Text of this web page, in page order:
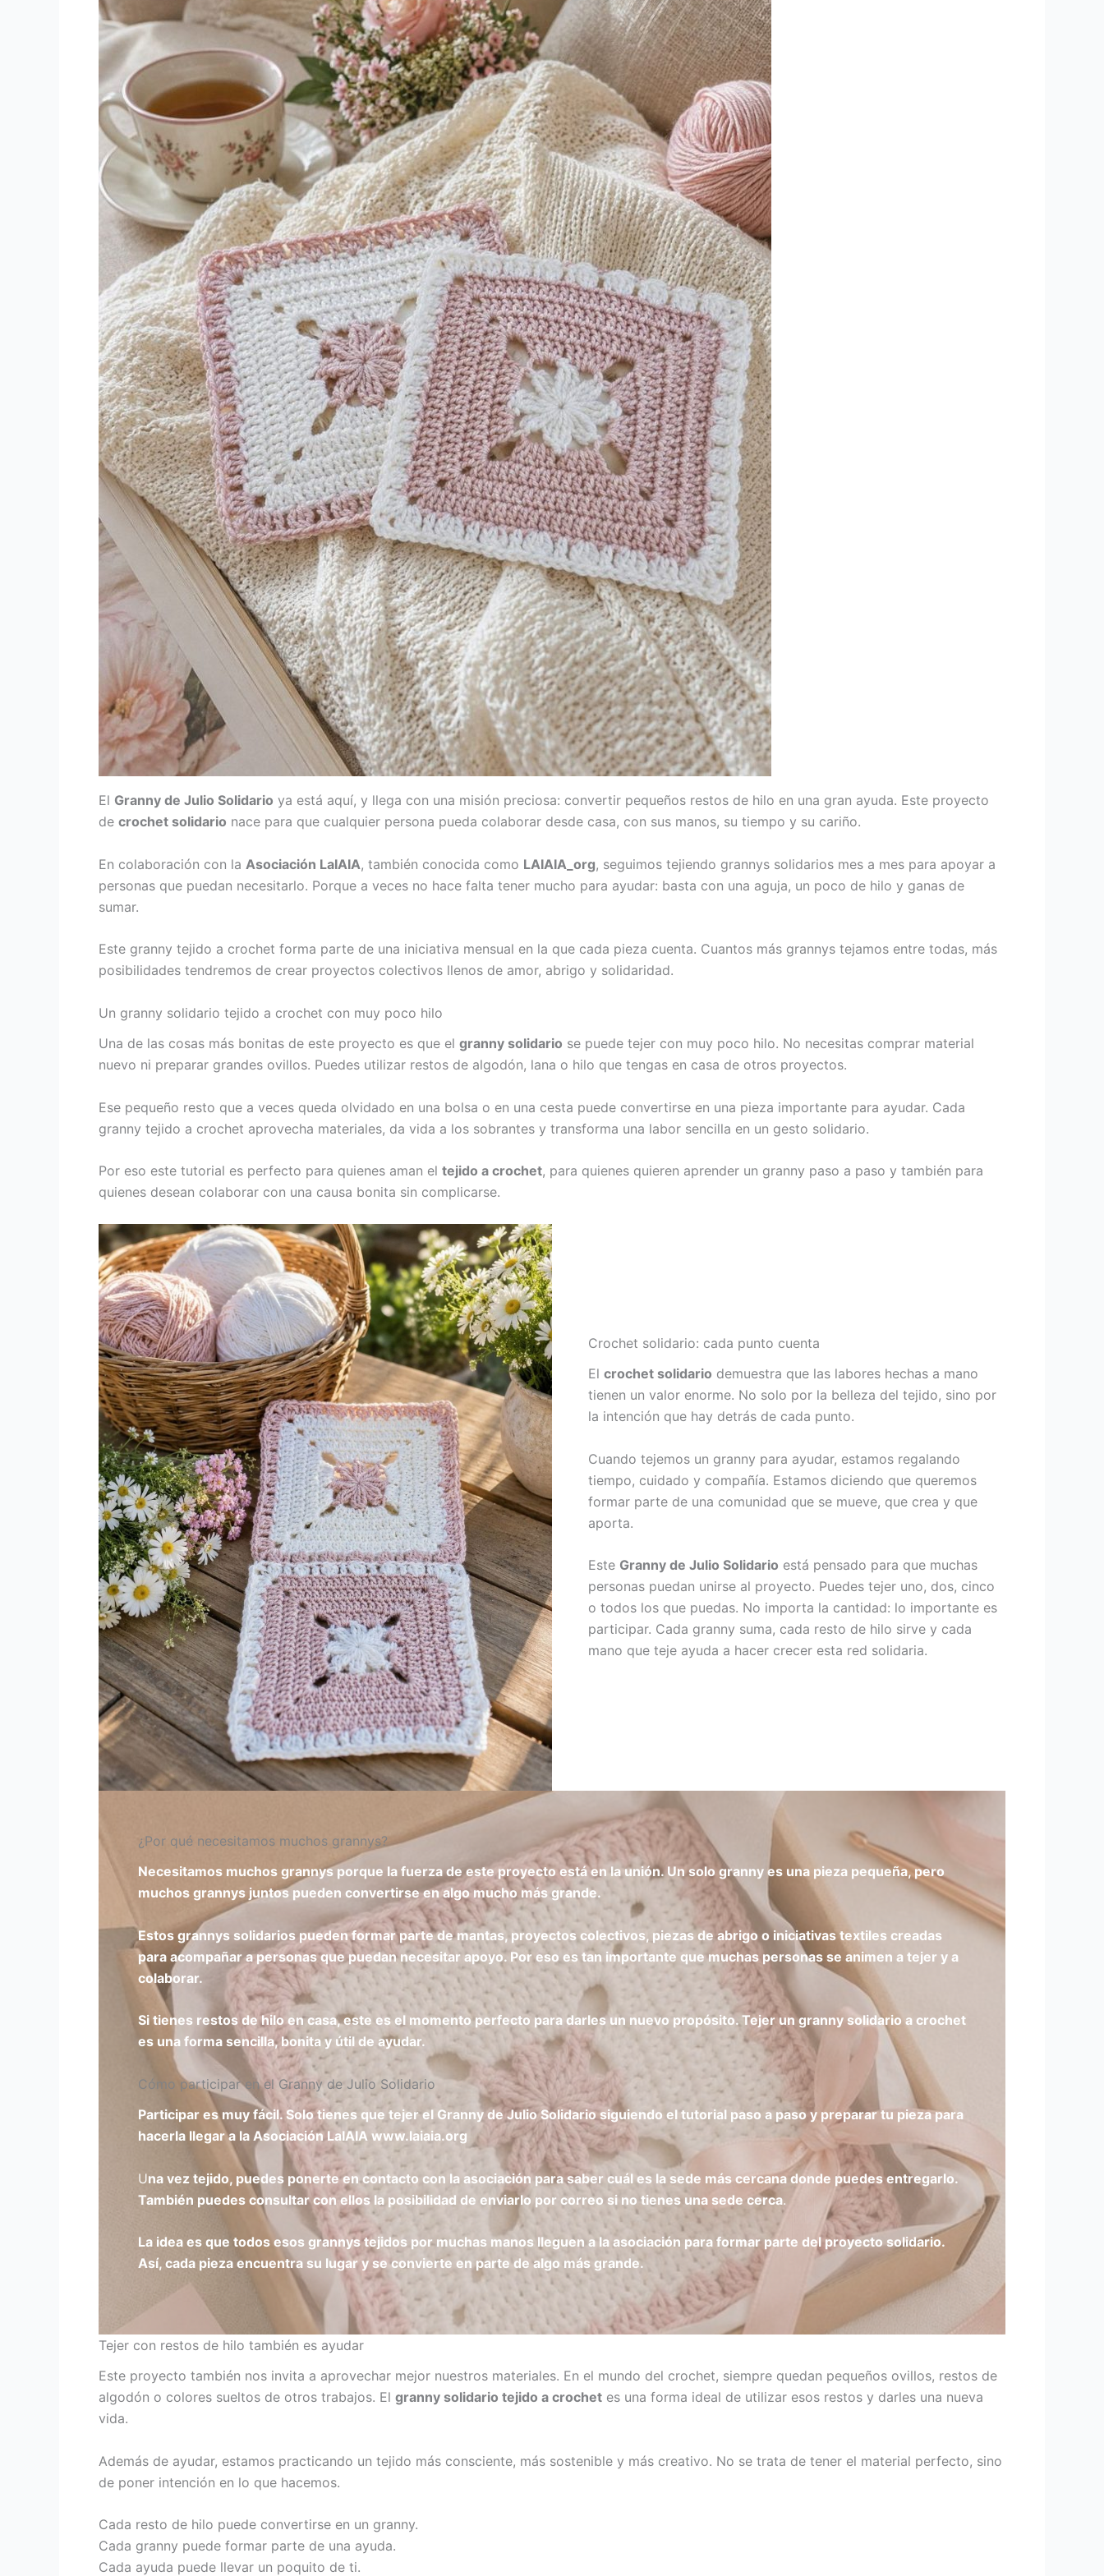
El Granny de Julio Solidario ya está aquí, y llega con una misión preciosa: convertir pequeños restos de hilo en una gran ayuda. Este proyecto
de crochet solidario nace para que cualquier persona pueda colaborar desde casa, con sus manos, su tiempo y su cariño.
En colaboración con la Asociación LaIAIA, también conocida como LAIAIA_org, seguimos tejiendo grannys solidarios mes a mes para apoyar a
personas que puedan necesitarlo. Porque a veces no hace falta tener mucho para ayudar: basta con una aguja, un poco de hilo y ganas de
sumar.
Este granny tejido a crochet forma parte de una iniciativa mensual en la que cada pieza cuenta. Cuantos más grannys tejamos entre todas, más
posibilidades tendremos de crear proyectos colectivos llenos de amor, abrigo y solidaridad.
Un granny solidario tejido a crochet con muy poco hilo
Una de las cosas más bonitas de este proyecto es que el granny solidario se puede tejer con muy poco hilo. No necesitas comprar material
nuevo ni preparar grandes ovillos. Puedes utilizar restos de algodón, lana o hilo que tengas en casa de otros proyectos.
Ese pequeño resto que a veces queda olvidado en una bolsa o en una cesta puede convertirse en una pieza importante para ayudar. Cada
granny tejido a crochet aprovecha materiales, da vida a los sobrantes y transforma una labor sencilla en un gesto solidario.
Por eso este tutorial es perfecto para quienes aman el tejido a crochet, para quienes quieren aprender un granny paso a paso y también para
quienes desean colaborar con una causa bonita sin complicarse.
Crochet solidario: cada punto cuenta
Elcrochet solidario demuestra que las labores hechas a mano
tienen un valor enorme. No solo por la belleza del tejido, sino por
la intención que hay detrás de cada punto.
Cuando tejemos un granny para ayudar, estamos regalando
tiempo, cuidado y compañía. Estamos diciendo que queremos
formar parte de una comunidad que se mueve, que crea y que
aporta.
Este Granny de Julio Solidario está pensado para que muchas
personas puedan unirse al proyecto. Puedes tejer uno, dos, cinco
o todos los que puedas. No importa la cantidad: lo importante es
participar. Cada granny suma, cada resto de hilo sirve y cada
mano que teje ayuda a hacer crecer esta red solidaria.
¿Por qué necesitamos muchos grannys?
Necesitamos muchos grannys porque la fuerza de este proyecto está en la unión. Un solo granny es una pieza pequeña, pero
muchos grannys juntos pueden convertirse en algo mucho más grande.
Estos grannys solidarios pueden formar parte de mantas, proyectos colectivos, piezas de abrigo o iniciativas textiles creadas
para acompañar a personas que puedan necesitar apoyo. Por eso es tan importante que muchas personas se animen a tejer y a
colaborar.
Si tienes restos de hilo en casa, este es el momento perfecto para darles un nuevo propósito. Tejer un granny solidario a crochet
es una forma sencilla, bonita y útil de ayudar.
Cómo participar en el Granny de Julio Solidario
Participar es muy fácil. Solo tienes que tejer el Granny de Julio Solidario siguiendo el tutorial paso a paso y preparar tu pieza para
hacerla llegar a la Asociación LaIAIA www.laiaia.org
Una vez tejido, puedes ponerte en contacto con la asociación para saber cuál es la sede más cercana donde puedes entregarlo.
También puedes consultar con ellos la posibilidad de enviarlo por correo si no tienes una sede cerca.
La idea es que todos esos grannys tejidos por muchas manos lleguen a la asociación para formar parte del proyecto solidario.
Así, cada pieza encuentra su lugar y se convierte en parte de algo más grande.
Tejer con restos de hilo también es ayudar
Este proyecto también nos invita a aprovechar mejor nuestros materiales. En el mundo del crochet, siempre quedan pequeños ovillos, restos de
algodón o colores sueltos de otros trabajos. El granny solidario tejido a crochet es una forma ideal de utilizar esos restos y darles una nueva
vida.
Además de ayudar, estamos practicando un tejido más consciente, más sostenible y más creativo. No se trata de tener el material perfecto, sino
de poner intención en lo que hacemos.
Cada resto de hilo puede convertirse en un granny.
Cada granny puede formar parte de una ayuda.
Cada ayuda puede llevar un poquito de ti.